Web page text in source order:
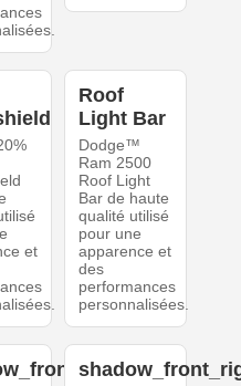
et
Roof
Light Bar
Dodge™
Ram 2500
Roof Light
Bar de haute
qualité utilisé
pour une
apparence et
des
performances
personnalisées.